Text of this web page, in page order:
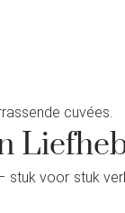
cuvées.
stuk voor stuk